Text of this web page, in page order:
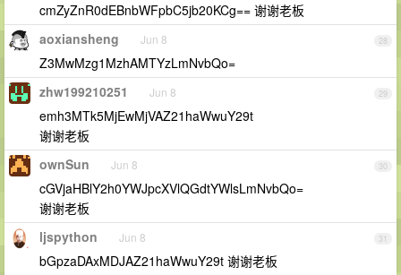
cmZyZnR0dEBnbWFpbC5jb20KCg== 谢谢老板
28
aoxiansheng Jun 8
Z3MwMzg1MzhAMTYzLmNvbQo=
29
zhw199210251 Jun 8
emh3MTk5MjEwMjVAZ21haWwuY29t
谢谢老板
30
ownSun Jun 8
cGVjaHBlY2h0YWJpcXVlQGdtYWlsLmNvbQo=
谢谢老板
31
ljspython Jun 8
bGpzaDAxMDJAZ21haWwuY29t 谢谢老板